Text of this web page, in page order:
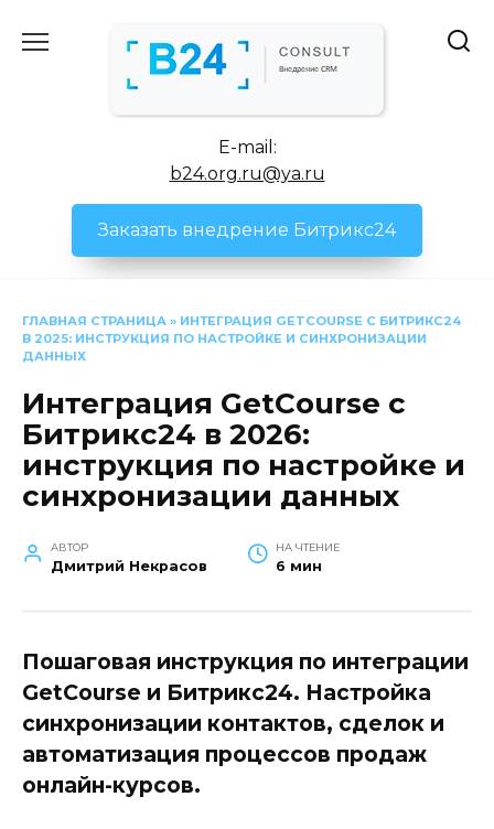
E-mail:
b24.org.ru@ya.ru
Заказать внедрение Битрикс24
ГЛАВНАЯ СТРАНИЦА » ИНТЕГРАЦИЯ GETCOURSE С БИТРИКС24
В 2025: ИНСТРУКЦИЯ ПО НАСТРОЙКЕ И СИНХРОНИЗАЦИИ
ДАННЫХ
Интеграция GetCourse с
Битрикс24 в 2026:
инструкция по настройке и
синхронизации данных
АВТОР
Дмитрий Некрасов
НА ЧТЕНИЕ
6 мин
Пошаговая инструкция по интеграции
GetCourse и Битрикс24. Настройка
синхронизации контактов, сделок и
автоматизация процессов продаж
онлайн-курсов.